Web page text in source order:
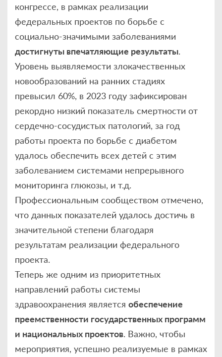
конгрессе, в рамках реализации
федеральных проектов по борьбе с
социально-значимыми заболеваниями
достигнуты впечатляющие результаты.
Уровень выявляемости злокачественных
новообразований на ранних стадиях
превысил 60%, в 2023 году зафиксирован
рекордно низкий показатель смертности от
сердечно-сосудистых патологий, за год
работы проекта по борьбе с диабетом
удалось обеспечить всех детей с этим
заболеванием системами непрерывного
мониторинга глюкозы, и т.д.
Профессиональным сообществом отмечено,
что данных показателей удалось достичь в
значительной степени благодаря
результатам реализации федерального
проекта.
Теперь же одним из приоритетных
направлений работы системы
здравоохранения является обеспечение
преемственности государственных программ
и национальных проектов. Важно, чтобы
мероприятия, успешно реализуемые в рамках